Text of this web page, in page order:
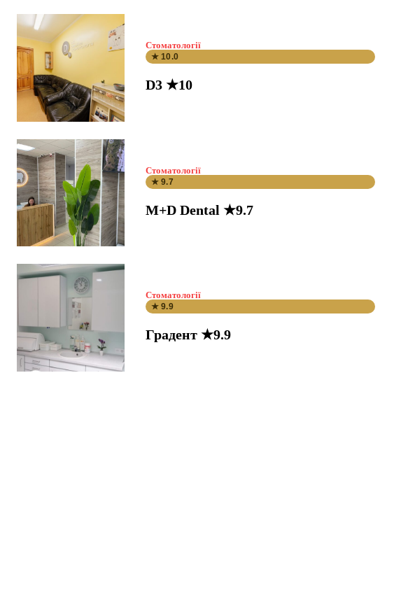
Стоматології
★ 10.0
D3 ★10
Стоматології
★ 9.7
M+D Dental ★9.7
Стоматології
★ 9.9
Градент ★9.9